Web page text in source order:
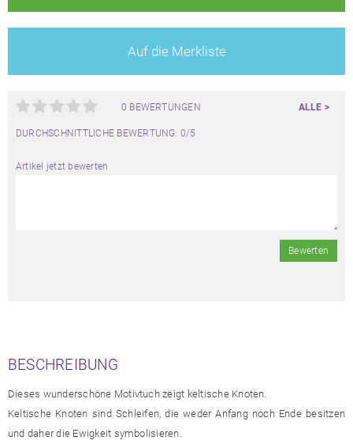
Auf die Merkliste
0 BEWERTUNGEN ALLE >
DURCHSCHNITTLICHE BEWERTUNG: 0/5
Artikel jetzt bewerten
Bewerten
BESCHREIBUNG
Dieses wunderschöne Motivtuch zeigt keltische Knoten.
Keltische Knoten sind Schleifen, die weder Anfang noch Ende besitzen
und daher die Ewigkeit symbolisieren.